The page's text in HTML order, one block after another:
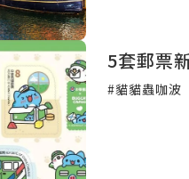
5套郵票
#貓貓蟲咖波